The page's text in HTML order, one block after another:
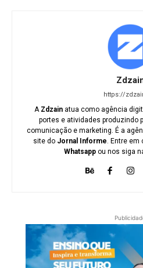
https://
A Zdzainatua como agência
portes e atividades produzindo
comunicação e marketing. É a
site do Jornal Informe . Entre
Whatsappou nos siga